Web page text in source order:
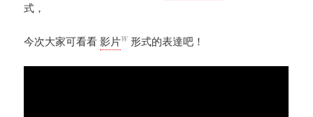
式，
今次大家可看看影片W 形式的表達吧！